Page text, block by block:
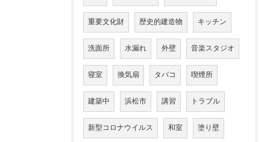
重要文化財 歴史的建造物 キッチン
洗面所 水漏れ 外壁 音楽スタジオ
寝室 換気扇 タバコ 喫煙所
建築中 浜松市 講習 トラブル
新型コロナウイルス 和室 塗り壁